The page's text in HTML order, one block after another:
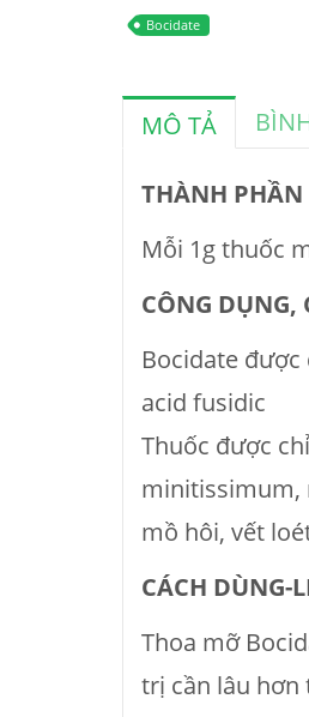
Bocidate
MÔ TẢ
THÀNH PHẦN
Mỗi 1g thuốc
CÔNG
Bocidate
acid fusidic
Thuốc được
minitissimum,
mồ hôi, vết
CÁCH DÙNG-
Thoa mỡ
trị cần lâu hơn